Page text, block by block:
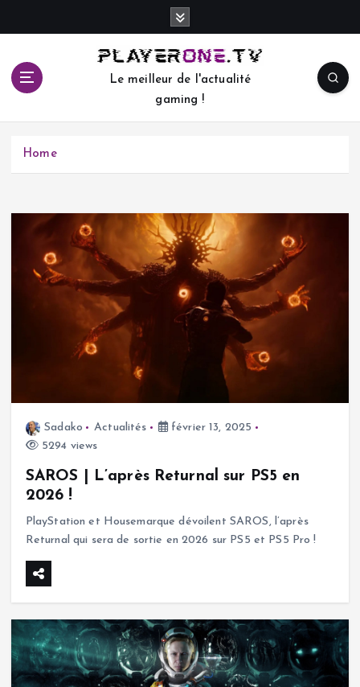
c
Le meilleur de l'actualité
gaming !
Home
Sadako Actualités
février 13, 2025
5294 views
SAROS | L’après Returnal sur PS5 en
2026 !
PlayStation et Housemarque dévoilent SAROS, l’après
Returnal qui sera de sortie en 2026 sur PS5 et PS5 Pro !